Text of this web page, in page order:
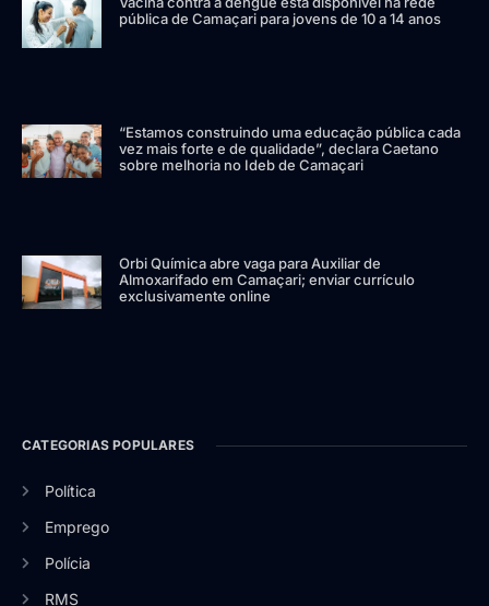
pública de Camaçari para jovens de 10 a 14 anos
“Estamos construindo uma educação pública cada
vez mais forte e de qualidade”, declara Caetano
sobre melhoria no Ideb de Camaçari
Orbi Química abre vaga para Auxiliar de
Almoxarifado em Camaçari; enviar currículo
exclusivamente online
CATEGORIAS POPULARES
Política
Emprego
Polícia
RMS